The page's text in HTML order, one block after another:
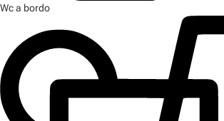
Wc a bordo